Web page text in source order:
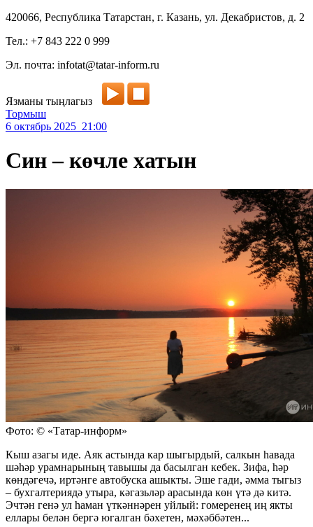
420066, Республика Татарстан, г. Казань, ул. Декабристов, д. 2
Тел.: +7 843 222 0 999
Эл. почта: infotat@tatar-inform.ru
Язманы тыңлагыз
Тормыш
6 октябрь 2025 21:00
Син – көчле хатын
Фото: © «Татар-информ»
Кыш азагы иде. Аяк астында кар шыгырдый, салкын һавада
шәһәр урамнарының тавышы да басылган кебек. Зифа, һәр
көндәгечә, иртәнге автобуска ашыкты. Эше гади, әмма тыгыз
– бухгалтериядә утыра, кәгазьләр арасында көн үтә дә китә.
Эчтән генә ул һаман үткәннәрен уйлый: гомеренең иң якты
еллары белән бергә югалган бәхетен, мәхәббәтен...